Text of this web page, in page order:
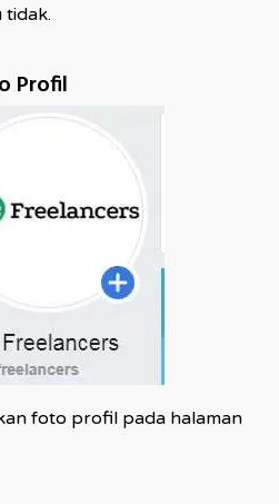
tidak.
Profil
foto profil pada halaman